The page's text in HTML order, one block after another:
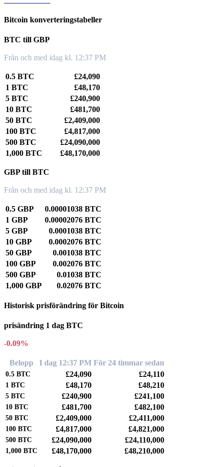
Bitcoin konverteringstabeller
BTC till GBP
Från och med idag kl. 12:37 PM
0.5 BTC
£24,090
1 BTC
£48,170
5 BTC
£240,900
10 BTC
£481,700
50 BTC
£2,409,000
100 BTC
£4,817,000
500 BTC
£24,090,000
1,000 BTC
£48,170,000
GBP till BTC
Från och med idag kl. 12:37 PM
0.5 GBP
0.00001038 BTC
1 GBP
0.00002076 BTC
5 GBP
0.0001038 BTC
10 GBP
0.0002076 BTC
50 GBP
0.001038 BTC
100 GBP
0.002076 BTC
500 GBP
0.01038 BTC
1,000 GBP
0.02076 BTC
Historisk prisförändring för Bitcoin
prisändring 1 dag BTC
-0.09%
Belopp I dag 12:37 PM För 24 timmar sedan
0.5 BTC £24,090 £24,110
1 BTC £48,170 £48,210
5 BTC £240,900 £241,100
10 BTC £481,700 £482,100
50 BTC £2,409,000 £2,411,000
100 BTC £4,817,000 £4,821,000
500 BTC £24,090,000 £24,110,000
1,000 BTC £48,170,000 £48,210,000